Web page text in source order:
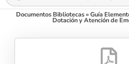
Documentos Bibliotecas»Guía
Dotación y Atención de